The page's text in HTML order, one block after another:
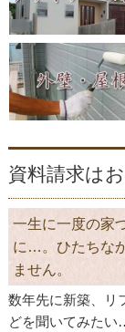
資料請求は
一生に一度の家
に…。ひたちな
ません。
数年先に新築、リ
どを聞いてみたい